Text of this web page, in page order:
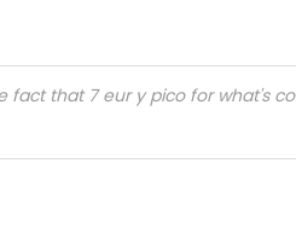
that 7 eur y pico for what's